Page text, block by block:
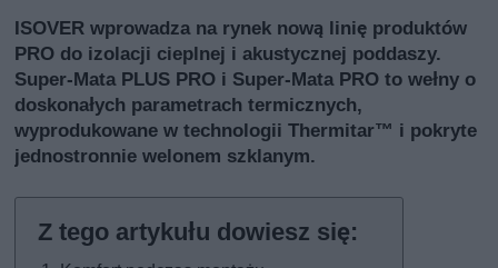
ISOVER wprowadza na rynek nową linię produktów
PRO do izolacji cieplnej i akustycznej poddaszy.
Super-Mata PLUS PRO i Super-Mata PRO to wełny o
doskonałych parametrach termicznych,
wyprodukowane w technologii Thermitar™ i pokryte
jednostronnie welonem szklanym.